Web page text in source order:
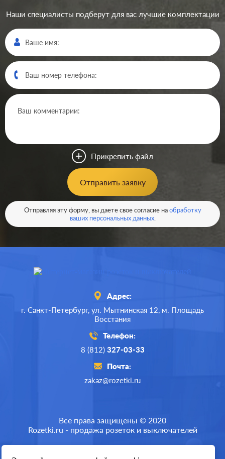
Производ.:
пластмасса
Кол-во клавиш:
Подсветка: без подсветки
613Р
В корзину
Производ.: Legrand
Plexo
Наши специалисты подберут для вас лучшие комплектации
Отправить заявку
Прикрепить файл
Отправляя эту форму, вы даете свое согласие наобработку
ваших персональных данных.
Адрес:
г. Санкт-Петербург, ул. Мытнинская 12, м. Площадь
Восстания
Телефон:
8 (812) 327-03-33
Почта:
zakaz@rozetki.ru
Все права защищены © 2020
Rozetki.ru - продажа розеток и выключателей